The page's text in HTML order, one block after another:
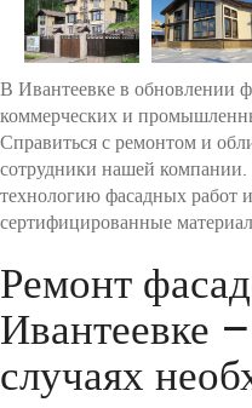
В Ивантеевке в обновлении
коммерческих и
Справиться с ремонтом и
сотрудники нашей
технологию фасадных работ
сертифицированные
Ремонт
Ивантеевке
случаях